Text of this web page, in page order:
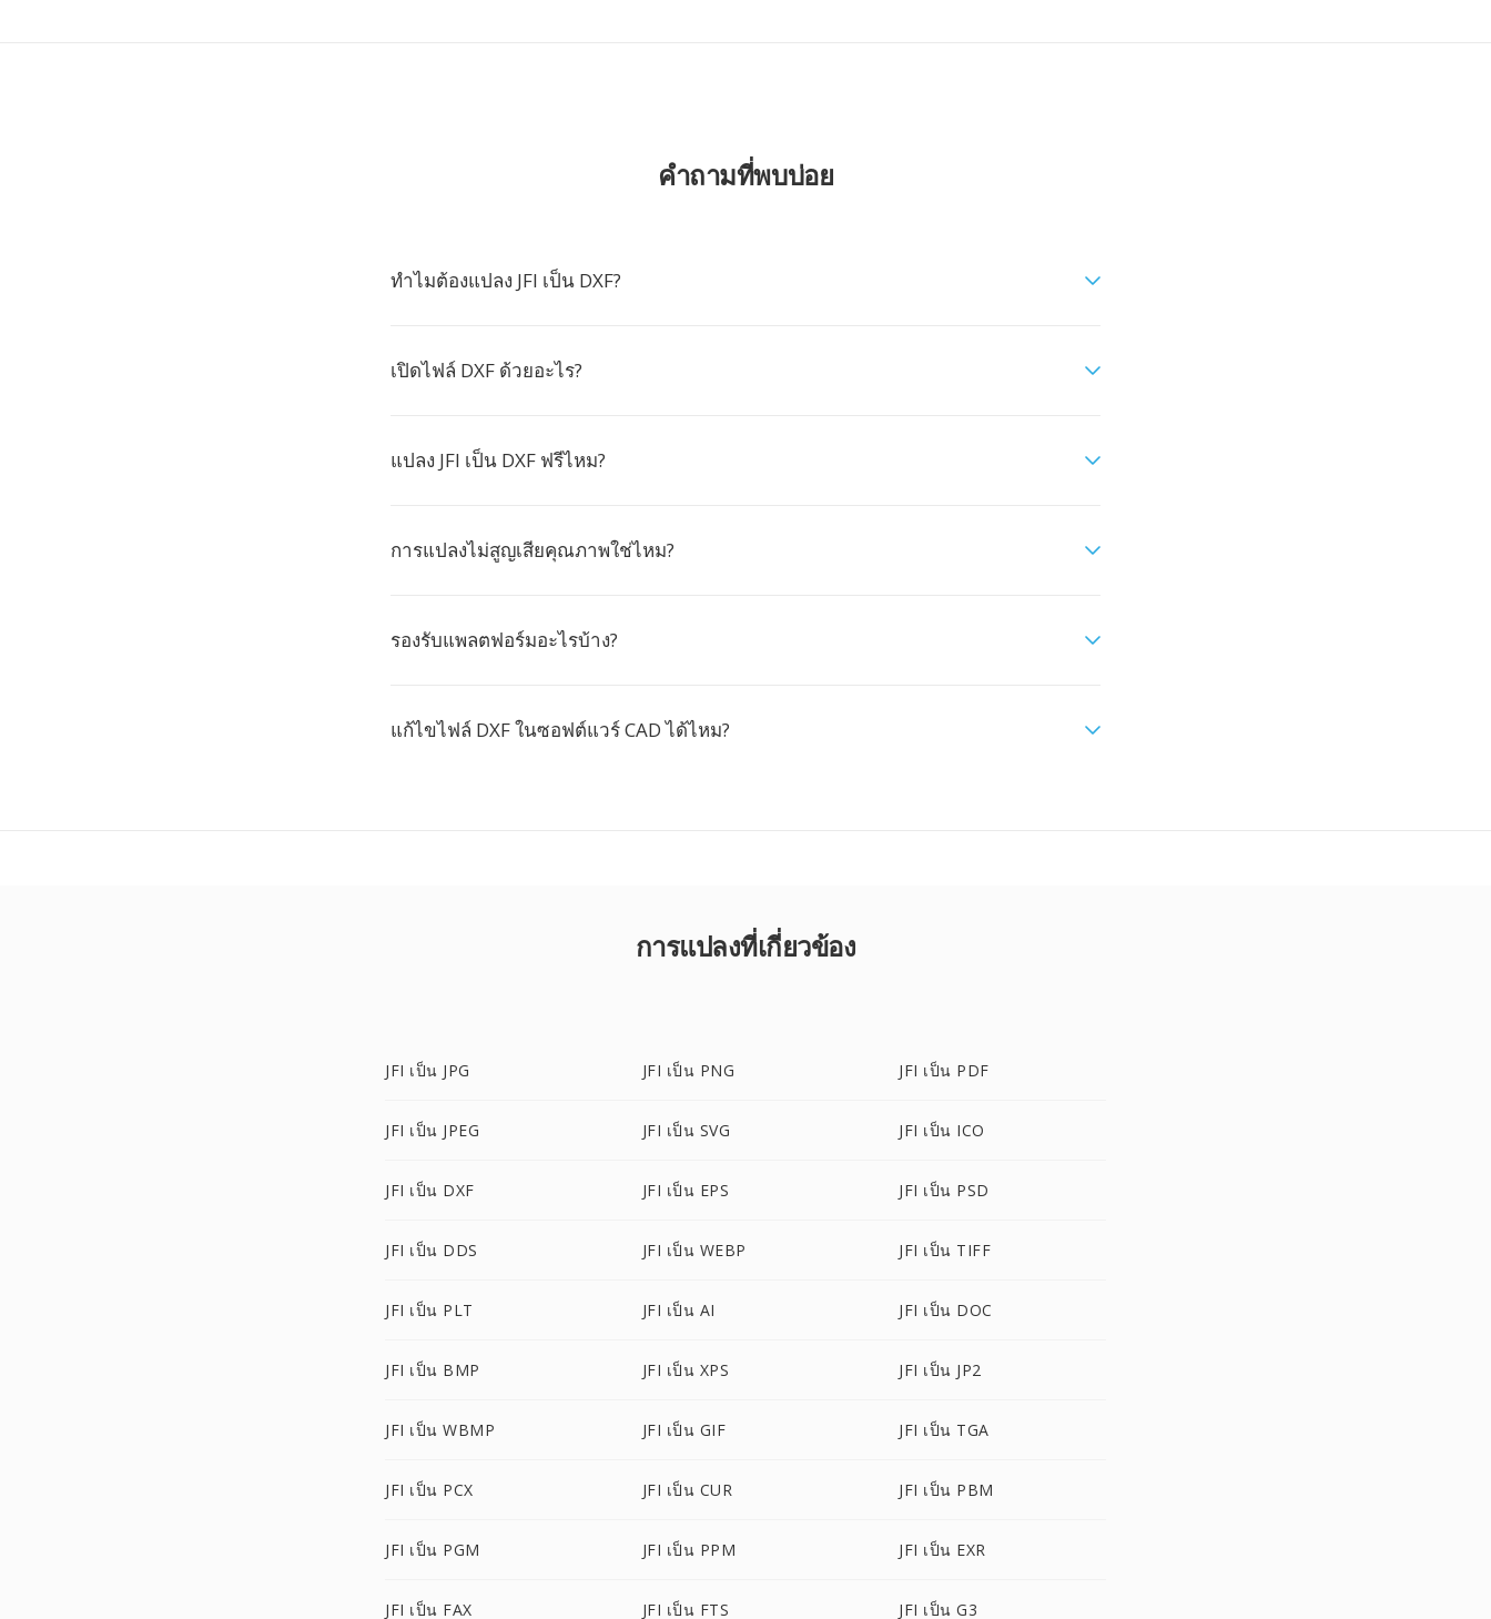
คำถามที่พบบ่อย
ทำไมต้องแปลง JFI เป็น DXF?
เปิดไฟล์ DXF ด้วยอะไร?
แปลง JFI เป็น DXF ฟรีไหม?
การแปลงไม่สูญเสียคุณภาพใช่ไหม?
รองรับแพลตฟอร์มอะไรบ้าง?
แก้ไขไฟล์ DXF ในซอฟต์แวร์ CAD ได้ไหม?
การแปลงที่เกี่ยวข้อง
JFI เป็น JPG JFI เป็น PNG JFI เป็น PDF
JFI เป็น JPEG JFI เป็น SVG JFI เป็น ICO
JFI เป็น DXF JFI เป็น EPS JFI เป็น PSD
JFI เป็น DDS JFI เป็น WEBP JFI เป็น TIFF
JFI เป็น PLT JFI เป็น AI JFI เป็น DOC
JFI เป็น BMP JFI เป็น XPS JFI เป็น JP2
JFI เป็น WBMP JFI เป็น GIF JFI เป็น TGA
JFI เป็น PCX JFI เป็น CUR JFI เป็น PBM
JFI เป็น PGM JFI เป็น PPM JFI เป็น EXR
JFI เป็น FAX JFI เป็น FTS JFI เป็น G3